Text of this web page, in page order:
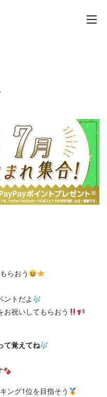
らおう
ントだよ
お祝いしてもらおう
覚えてね
ング1位を目指そう